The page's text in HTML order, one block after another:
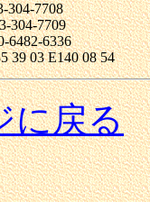
304-7708
304-7709
6482-6336
39 03 E140 08 54
に戻る